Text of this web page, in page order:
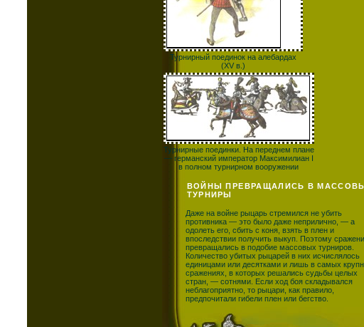
Турнирный поединок на алебардах
(XV в.)
Турнирные поединки. На переднем плане
— германский император Максимилиан I
в полном турнирном вооружении
ВОЙНЫ ПРЕВРАЩАЛИСЬ В
ТУРНИРЫ
Даже на войне рыцарь стремился не убить
противника — это было даже неприлично, — а
одолеть его, сбить с коня, взять в плен и
впоследствии получить выкуп. Поэтому
превращались в подобие массовых турниров.
Количество убитых рыцарей в них исчислялось
единицами или десятками и лишь в самых
сражениях, в которых решались судьбы целых
стран, — сотнями. Если ход боя складывался
неблагоприятно, то рыцари, как правило,
предпочитали гибели плен или бегство.